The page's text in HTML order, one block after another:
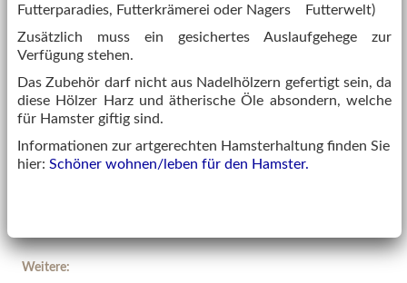
Futterparadies, Futterkrämerei oder Nagers Futterwelt)
Zusätzlich muss ein gesichertes Auslaufgehege zur
Verfügung stehen.
Das Zubehör darf nicht aus Nadelhölzern gefertigt sein, da
diese Hölzer Harz und ätherische Öle absondern, welche
für Hamster giftig sind.
Informationen zur artgerechten Hamsterhaltung finden Sie
hier: Schöner wohnen/leben für den Hamster.
Weitere: